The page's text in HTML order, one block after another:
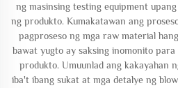
ng masinsing testing equipment
ng produkto. Kumakatawan ang
pagproseso ng mga raw material
bawat yugto ay saksing inomonito
produkto. Umuunlad ang kakayahan
iba't ibang sukat at mga detalye ng